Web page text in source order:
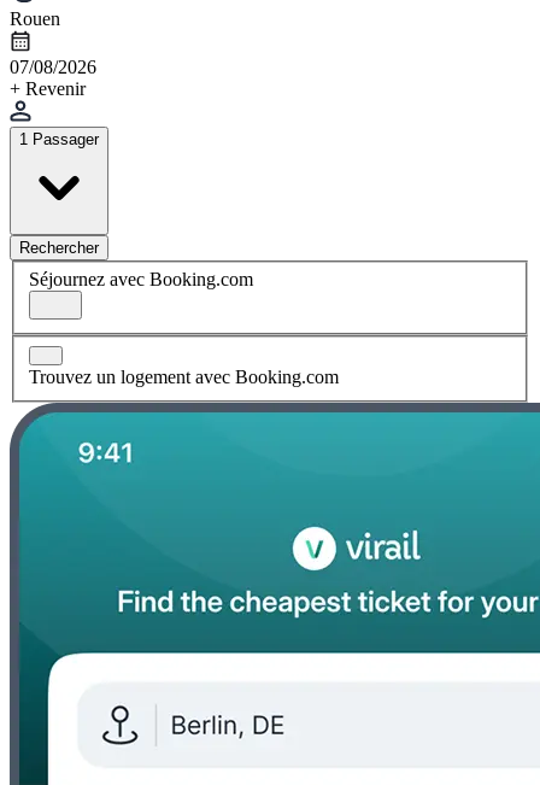
Rouen
07/08/2026
+ Revenir
1 Passager
Rechercher
Séjournez avec Booking.com
Trouvez un logement avec Booking.com